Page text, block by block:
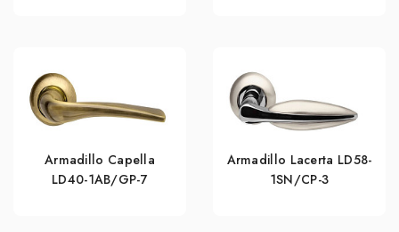
Armadillo Capella
LD40-1AB/GP-7
Armadillo Lacerta LD58-
1SN/CP-3